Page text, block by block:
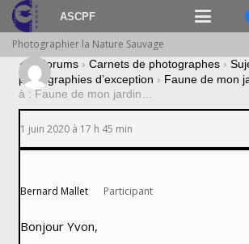
ASCPF
Photographier la Nature Sauvage
› Forums › Carnets de photographes ›
photographies d’exception › Faune de mon
à : Faune de mon jardin…
1 juin 2020 à 17 h 45 min
Bernard Mallet Participant
Bonjour Yvon,